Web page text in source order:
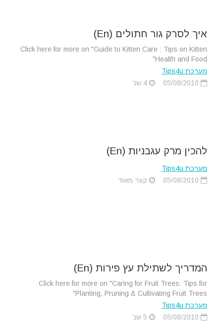
איך לסרק גור חתולים (En)
Click here for more on "Guide to Kitten Care : Tips on Kitten
Health and Food"
מערכת Tips4u
להכין מרק עגבניות (En)
מערכת Tips4u
קצר מאוד
המדריך לשתילת עץ פירות (En)
Click here for more on "Caring for Fruit Trees: Tips for
Planting, Pruning & Cultivating Fruit Trees"
מערכת Tips4u